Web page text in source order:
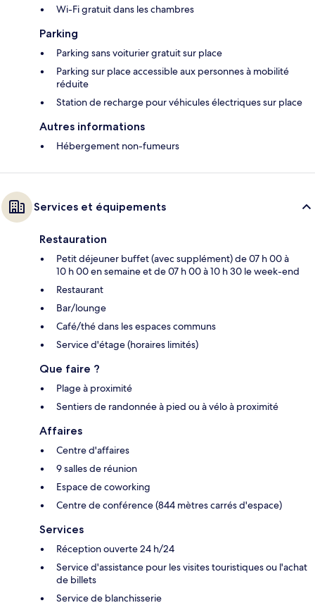
Wi-Fi gratuit dans les chambres
Parking
Parking sans voiturier gratuit sur place
Parking sur place accessible aux personnes à mobilité
réduite
Station de recharge pour véhicules électriques sur place
Autres informations
Hébergement non-fumeurs
Services et équipements
Restauration
Petit déjeuner buffet (avec supplément) de 07 h 00 à
10 h 00 en semaine et de 07 h 00 à 10 h 30 le week-end
Restaurant
Bar/lounge
Café/thé dans les espaces communs
Service d'étage (horaires limités)
Que faire ?
Plage à proximité
Sentiers de randonnée à pied ou à vélo à proximité
Affaires
Centre d'affaires
9 salles de réunion
Espace de coworking
Centre de conférence (844 mètres carrés d'espace)
Services
Réception ouverte 24 h/24
Service d'assistance pour les visites touristiques ou l'achat
de billets
Service de blanchisserie